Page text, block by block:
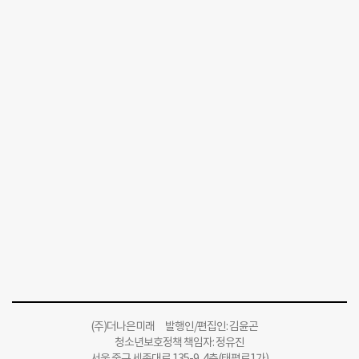
(주)더나은미래 발행인/편집인: 김윤곤
청소년보호정책 책임자: 정유진